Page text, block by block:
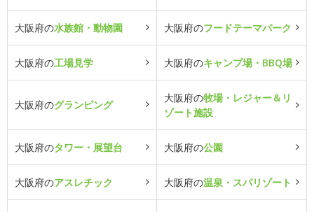
大阪府の水族館・動物園 大阪府のフードテーマパーク
大阪府の工場見学 大阪府のキャンプ場・BBQ場
大阪府のグランピング
大阪府の牧場・レジャー＆リ
ゾート施設
大阪府のタワー・展望台 大阪府の公園
大阪府のアスレチック 大阪府の温泉・スパリゾート